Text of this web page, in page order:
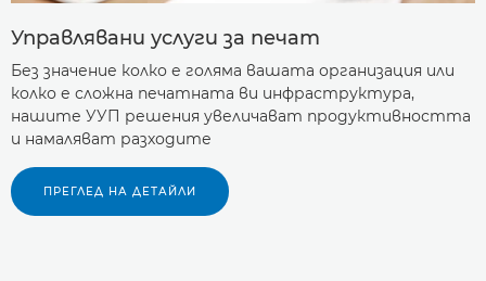
Управлявани услуги за печат
Без значение колко е голяма вашата организация или
колко е сложна печатната ви инфраструктура,
нашите УУП решения увеличават продуктивността
и намаляват разходите
ПРЕГЛЕД НА ДЕТАЙЛИ